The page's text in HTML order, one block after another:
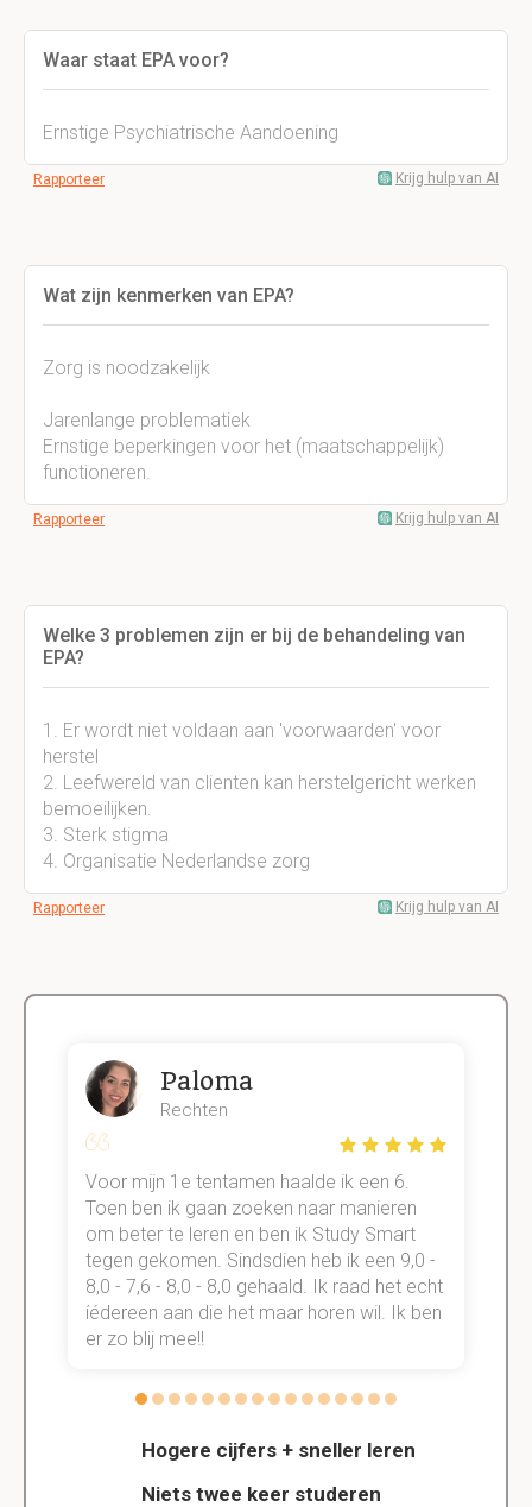
Waar staat EPA voor?
Ernstige Psychiatrische Aandoening
Rapporteer Krijg hulp van AI
Wat zijn kenmerken van EPA?
Zorg is noodzakelijk
Jarenlange problematiek
Ernstige beperkingen voor het (maatschappelijk)
functioneren.
Rapporteer Krijg hulp van AI
Welke 3 problemen zijn er bij de behandeling van
EPA?
1. Er wordt niet voldaan aan 'voorwaarden' voor
herstel
2. Leefwereld van clienten kan herstelgericht werken
bemoeilijken.
3. Sterk stigma
4. Organisatie Nederlandse zorg
Rapporteer Krijg hulp van AI
Hogere cijfers + sneller leren
Niets twee keer studeren
Paloma
Rechten
Voor mijn 1e tentamen haalde ik een 6.
Toen ben ik gaan zoeken naar manieren
om beter te leren en ben ik Study Smart
tegen gekomen. Sindsdien heb ik een 9,0 -
8,0 - 7,6 - 8,0 - 8,0 gehaald. Ik raad het echt
íédereen aan die het maar horen wil. Ik ben
er zo blij mee!!